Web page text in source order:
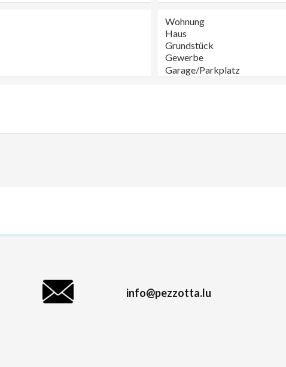
info@pezzotta.lu